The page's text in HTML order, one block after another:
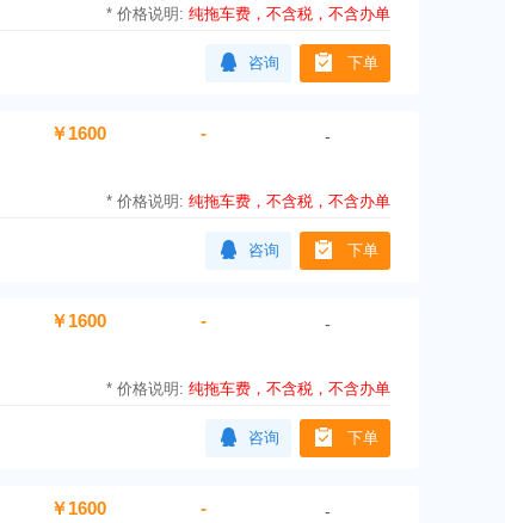
*价格说明:纯拖车费，不含税，不含办单
咨询 下单
￥1600 - -
*价格说明:纯拖车费，不含税，不含办单
咨询 下单
￥1600 - -
*价格说明:纯拖车费，不含税，不含办单
咨询 下单
￥1600 - -